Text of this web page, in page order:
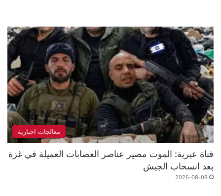
معالجات اخبارية
قناة عبرية: الموت مصير عناصر العصابات العميلة في غزة
بعد انسحاب الجيش
2026-08-08